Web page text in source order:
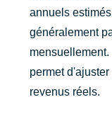
annuels
généralement
permet
revenus réels.